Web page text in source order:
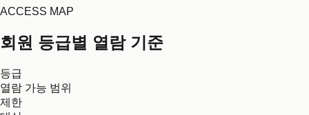
ACCESS MAP
회원 등급별 열람 기준
등급
열람 가능 범위
제한